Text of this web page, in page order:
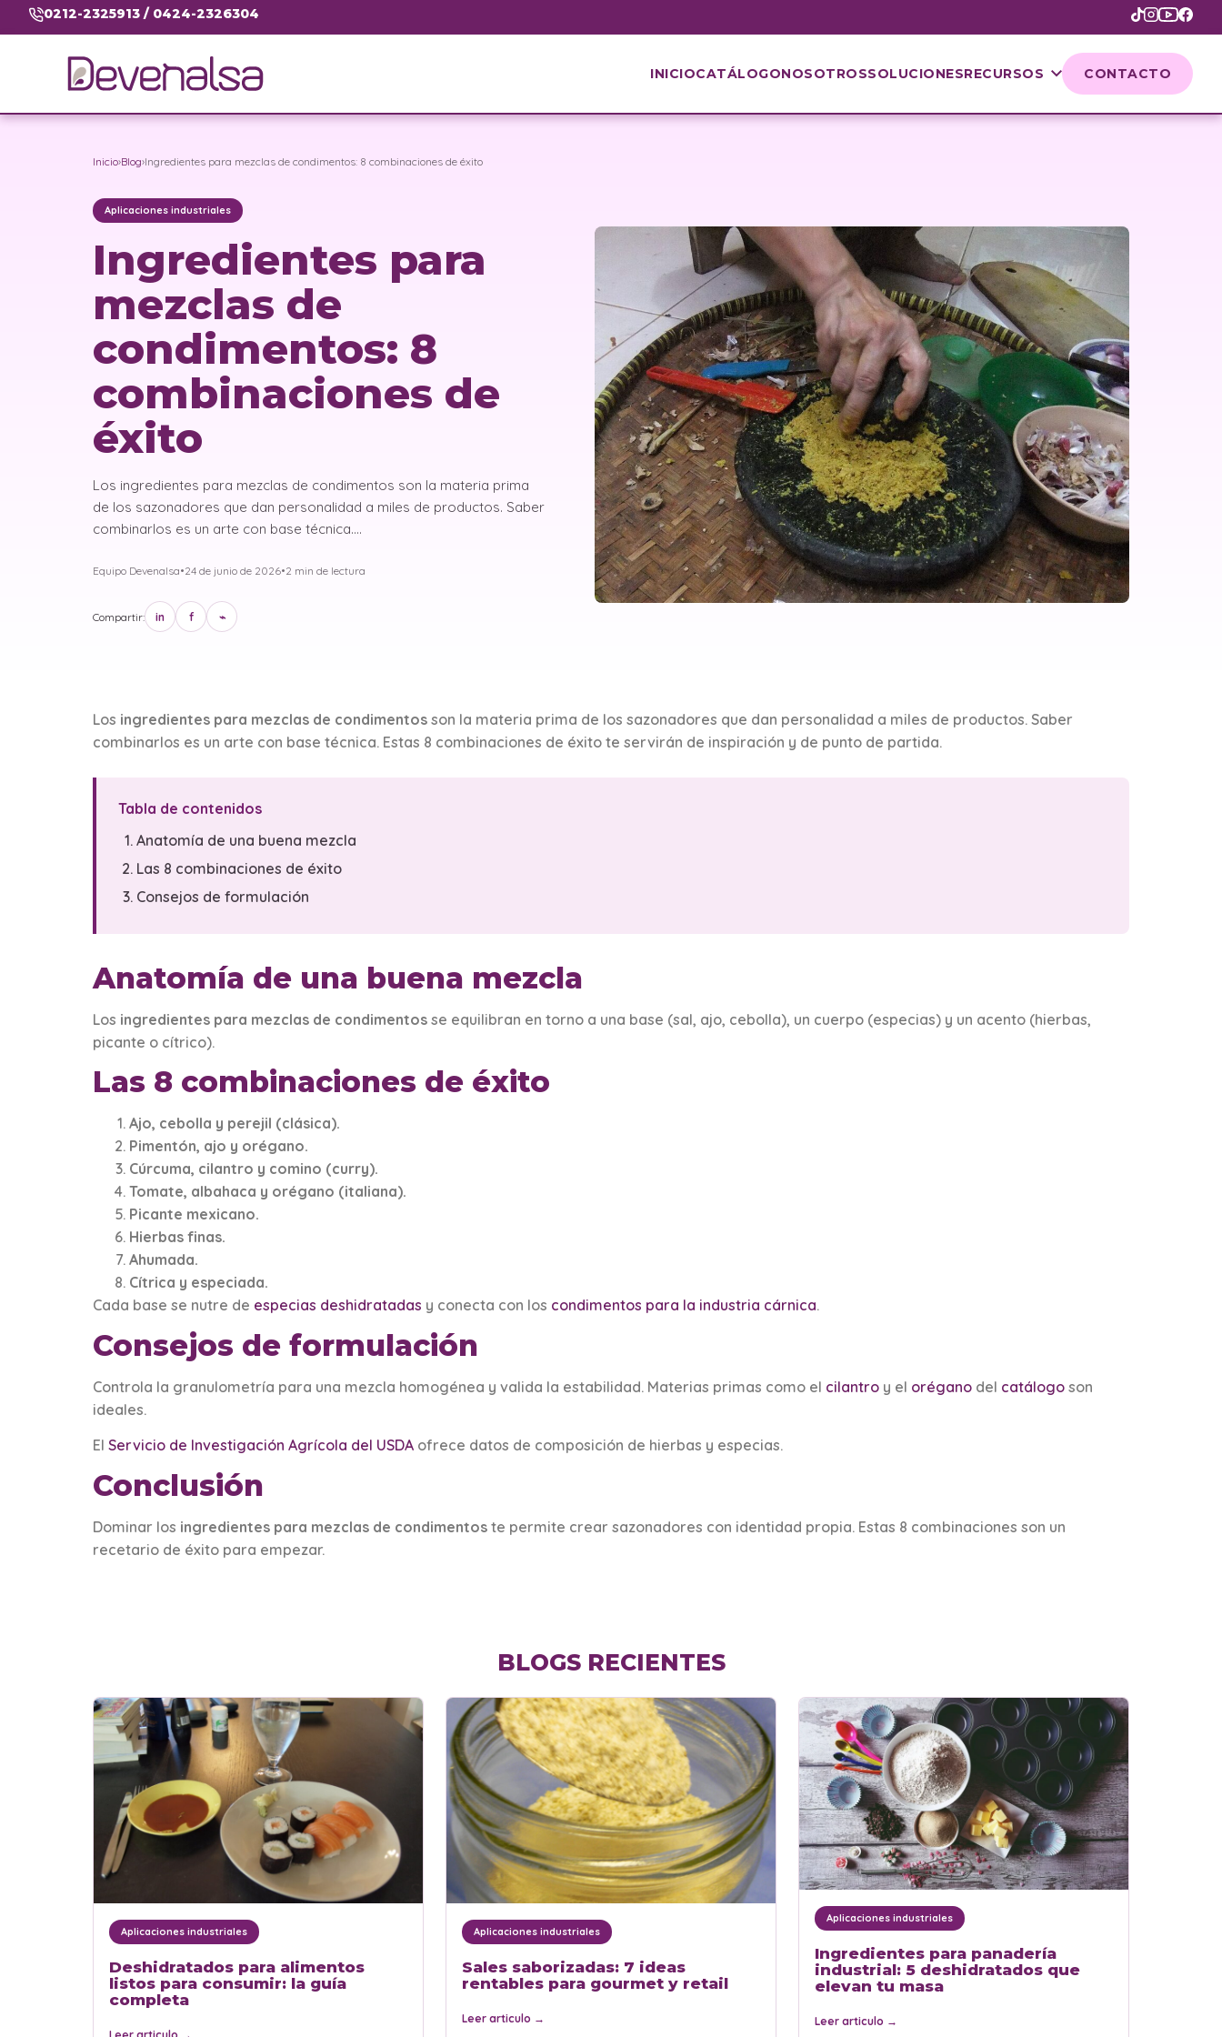
0212-2325913 / 0424-2326304
INICIOCATÁLOGONOSOTROSSOLUCIONESRECURSOS CONTACTO
Inicio›Blog›Ingredientes para mezclas de condimentos: 8 combinaciones de éxito
Aplicaciones industriales
Ingredientes para
mezclas de
condimentos: 8
combinaciones de
éxito
Los ingredientes para mezclas de condimentos son la materia prima
de los sazonadores que dan personalidad a miles de productos. Saber
combinarlos es un arte con base técnica.…
Equipo Devenalsa•24 de junio de 2026•2 min de lectura
Compartir: in f ⌁
Los ingredientes para mezclas de condimentos son la materia prima de los sazonadores que dan personalidad a miles de productos. Saber
combinarlos es un arte con base técnica. Estas 8 combinaciones de éxito te servirán de inspiración y de punto de partida.
Tabla de contenidos
Anatomía de una buena mezcla
Las 8 combinaciones de éxito
Consejos de formulación
Anatomía de una buena mezcla
Los ingredientes para mezclas de condimentos se equilibran en torno a una base (sal, ajo, cebolla), un cuerpo (especias) y un acento (hierbas,
picante o cítrico).
Las 8 combinaciones de éxito
Ajo, cebolla y perejil (clásica).
Pimentón, ajo y orégano.
Cúrcuma, cilantro y comino (curry).
Tomate, albahaca y orégano (italiana).
Picante mexicano.
Hierbas finas.
Ahumada.
Cítrica y especiada.
Cada base se nutre de especias deshidratadas y conecta con los condimentos para la industria cárnica.
Consejos de formulación
Controla la granulometría para una mezcla homogénea y valida la estabilidad. Materias primas como el cilantro y el orégano del catálogo son
ideales.
El Servicio de Investigación Agrícola del USDA ofrece datos de composición de hierbas y especias.
Conclusión
Dominar los ingredientes para mezclas de condimentos te permite crear sazonadores con identidad propia. Estas 8 combinaciones son un
recetario de éxito para empezar.
BLOGS RECIENTES
Aplicaciones industriales
Deshidratados para alimentos
listos para consumir: la guía
completa
Aplicaciones industriales
Sales saborizadas: 7 ideas
rentables para gourmet y retail
Leer articulo →
Aplicaciones industriales
Ingredientes para panadería
industrial: 5 deshidratados que
elevan tu masa
Leer articulo →